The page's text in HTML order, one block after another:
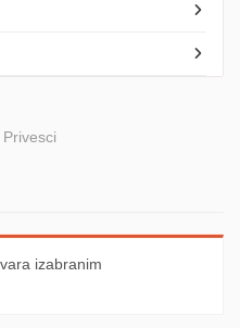
Privesci
izabranim